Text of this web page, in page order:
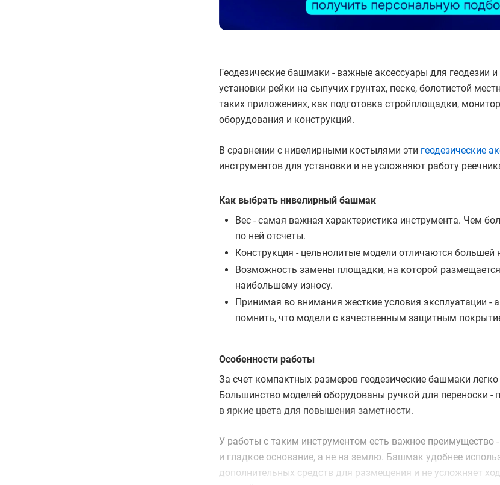
Геодезические башмаки - важные аксессуары для геодезии
установки рейки на сыпучих грунтах, песке, болотистой
таких приложениях, как подготовка стройплощадки,
оборудования и конструкций.
В сравнении с нивелирными костылями эти геодезические
инструментов для установки и не усложняют работу
Как выбрать нивелирный башмак
Вес - самая важная характеристика инструмента. Чем
по ней отсчеты.
Конструкция - цельнолитые модели отличаются
Возможность замены площадки, на которой
наибольшему износу.
Принимая во внимания жесткие условия эксплуатации
помнить, что модели с качественным защитным
Особенности работы
За счет компактных размеров геодезические башмаки
Большинство моделей оборудованы ручкой для переноски -
в яркие цвета для повышения заметности.
У работы с таким инструментом есть важное преимущество
и гладкое основание, а не на землю. Башмак удобнее
дополнительных средств для размещения и не усложняет